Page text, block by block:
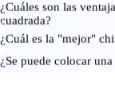
¿Cuáles son las
cuadrada?
¿Cuál es la "mejor"
¿Se puede colocar